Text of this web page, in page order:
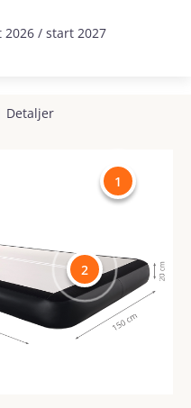
2026 / start 2027
Detaljer
1
2